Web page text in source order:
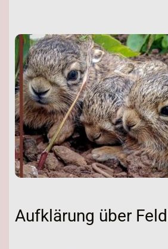
Aufklärung über